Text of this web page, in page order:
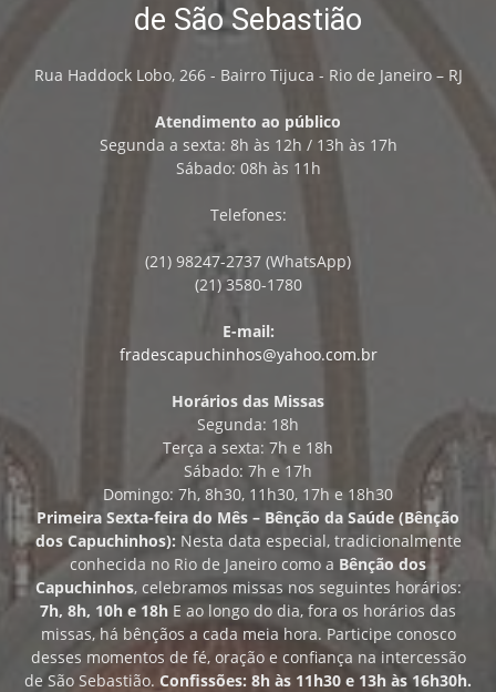
de São Sebastião
Rua Haddock Lobo, 266 - Bairro Tijuca - Rio de Janeiro – RJ
Atendimento ao público
Segunda a sexta: 8h às 12h / 13h às 17h
Sábado: 08h às 11h
Telefones:
(21) 98247-2737 (WhatsApp)
(21) 3580-1780
E-mail:
fradescapuchinhos@yahoo.com.br
Horários das Missas
Segunda: 18h
Terça a sexta: 7h e 18h
Sábado: 7h e 17h
Domingo: 7h, 8h30, 11h30, 17h e 18h30
Primeira Sexta-feira do Mês – Bênção da Saúde (Bênção
dos Capuchinhos): Nesta data especial, tradicionalmente
conhecida no Rio de Janeiro como a Bênção dos
Capuchinhos, celebramos missas nos seguintes horários:
7h, 8h, 10h e 18h E ao longo do dia, fora os horários das
missas, há bênçãos a cada meia hora. Participe conosco
desses momentos de fé, oração e confiança na intercessão
de São Sebastião. Confissões: 8h às 11h30 e 13h às 16h30h.